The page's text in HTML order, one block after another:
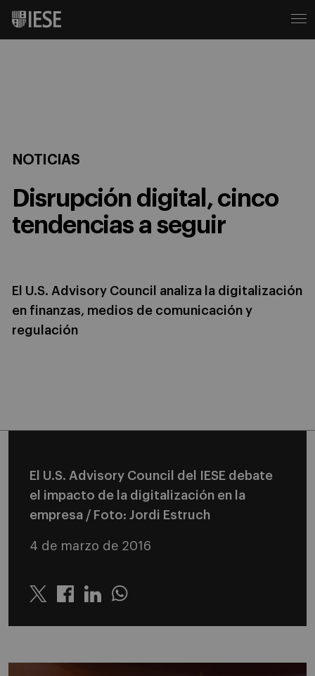
NOTICIAS
Disrupción digital, cinco
tendencias a seguir
El U.S. Advisory Council analiza la digitalización
en finanzas, medios de comunicación y
regulación
El U.S. Advisory Council del IESE debate
el impacto de la digitalización en la
empresa / Foto: Jordi Estruch
4 de marzo de 2016
Twitter LinkedinWhatsapp